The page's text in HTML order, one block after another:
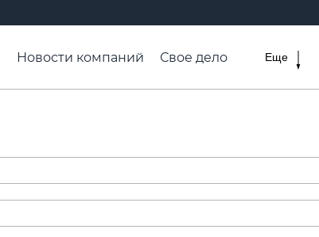
Новости компаний
Свое дело
Еще